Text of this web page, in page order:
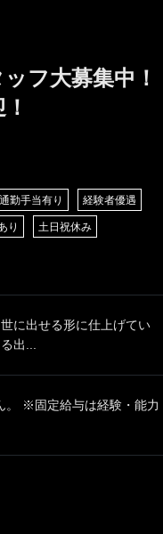
フ大募集中！
通勤手当有り 経験者優遇
り 土日祝休み
に出せる形に仕上げてい
出...
。 ※固定給与は経験・能力